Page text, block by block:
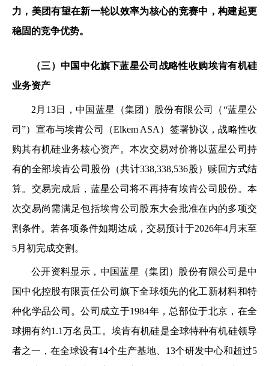
力，美团有望在新一轮以效率为核心的竞赛中，构建起更
稳固的竞争优势。
（三）中国中化旗下蓝星公司战略性收购埃肯有机硅
业务资产
2 月13日，中国蓝星（集团）股份有限公司（“蓝星公
司”）宣布与埃肯公司（Elkem ASA）签署协议，战略性收
购其有机硅业务核心资产。本次交易对价将以蓝星公司持
有的全部埃肯公司股份（共计338,338,536股）赎回方式结
算。交易完成后，蓝星公司将不再持有埃肯公司股份。本
次交易尚需满足包括埃肯公司股东大会批准在内的多项交
割条件。若各项条件如期达成，交易预计于2026年4月末至
5月初完成交割。
公开资料显示，中国蓝星（集团）股份有限公司是中
国中化控股有限责任公司旗下全球领先的化工新材料和特
种化学品公司。公司成立于1984年，总部位于北京，在全
球拥有约1.1万名员工。埃肯有机硅是全球特种有机硅领导
者之一，在全球设有14个生产基地、13个研发中心和超过5